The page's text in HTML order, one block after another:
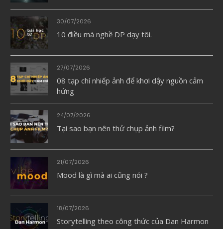
30/07/2026
10 điều mà nghề DP dạy tôi.
27/07/2026
08 tạp chí nhiếp ảnh để khơi dậy nguồn cảm
hứng
24/07/2026
Tại sao bạn nên thử chụp ảnh film?
21/07/2026
Mood là gì mà ai cũng nói ?
18/07/2026
Storytelling theo công thức của Dan Harmon